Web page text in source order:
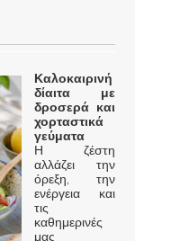
Καλοκαιρινή
δίαιτα με
δροσερά και
χορταστικά
γεύματα
Η ζέστη
αλλάζει την
όρεξη, την
ενέργεια και
τις
καθημερινές
μας